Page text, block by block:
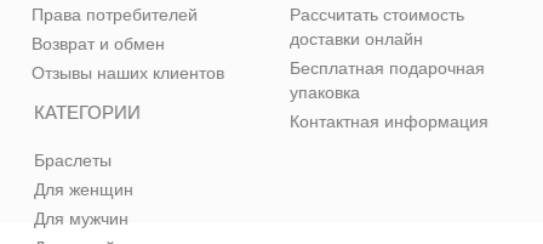
КАТЕГОРИИ
Браслеты
Для женщин
Для мужчин
Права потребителей
Возврат и обмен
Отзывы наших клиентов
Рассчитать стоимость
доставки онлайн
Бесплатная подарочная
упаковка
Контактная информация